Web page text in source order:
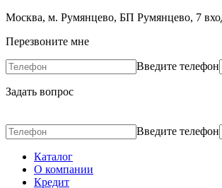
Москва, м. Румянцево, БП Румянцево, 7
Перезвоните мне
Введите телефон
Задать вопрос
Введите телефон
Каталог
О компании
Кредит